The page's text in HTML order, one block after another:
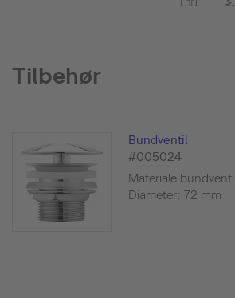
Tilbehør
Bundventil
#005024
Materiale
Diameter: 72 mm